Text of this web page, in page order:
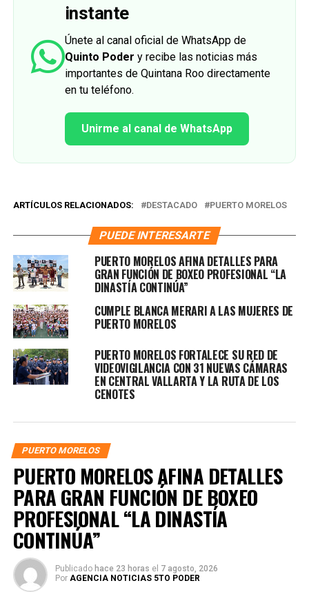
instante
Únete al canal oficial de WhatsApp de
Quinto Poder y recibe las noticias más
importantes de Quintana Roo directamente
en tu teléfono.
Unirme al canal de WhatsApp
ARTÍCULOS RELACIONADOS: DESTACADO PUERTO MORELOS
PUEDE INTERESARTE
PUERTO MORELOS AFINA DETALLES PARA
GRAN FUNCIÓN DE BOXEO PROFESIONAL “LA
DINASTÍA CONTINÚA”
CUMPLE BLANCA MERARI A LAS MUJERES DE
PUERTO MORELOS
PUERTO MORELOS FORTALECE SU RED DE
VIDEOVIGILANCIA CON 31 NUEVAS CÁMARAS
EN CENTRAL VALLARTA Y LA RUTA DE LOS
CENOTES
PUERTO MORELOS
PUERTO MORELOS AFINA DETALLES
PARA GRAN FUNCIÓN DE BOXEO
PROFESIONAL “LA DINASTÍA
CONTINÚA”
Publicado hace 23 horas el 7 agosto, 2026
Por AGENCIA NOTICIAS 5TO PODER